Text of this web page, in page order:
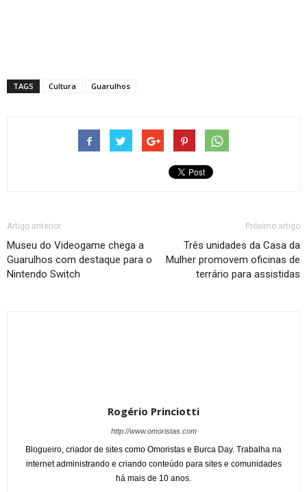
TAGS Cultura Guarulhos
Artigo anterior
Museu do Videogame chega a
Guarulhos com destaque para o
Nintendo Switch
Próximo artigo
Três unidades da Casa da
Mulher promovem oficinas de
terrário para assistidas
Rogério Princiotti
http://www.omoristas.com
Blogueiro, criador de sites como Omoristas e Burca Day. Trabalha na
internet administrando e criando conteúdo para sites e comunidades
há mais de 10 anos.